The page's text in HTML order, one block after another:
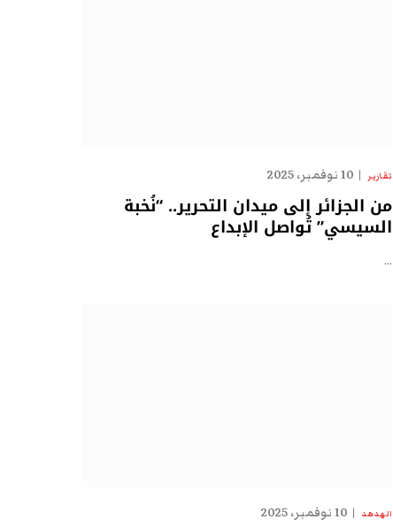
تقارير 10 نوفمبر، 2025
من الجزائر إلى ميدان التحرير.. “نُخبة
السيسي” تُواصل الإبداع
…
الهدهد 10 نوفمبر، 2025